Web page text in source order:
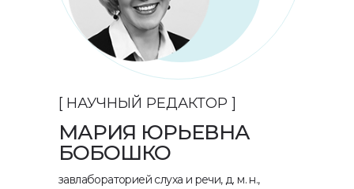
[ НАУЧНЫЙ РЕДАКТОР ]
завлабораторией слуха и речи, д. м. н.,
МАРИЯ ЮРЬЕВНА
БОБОШКО